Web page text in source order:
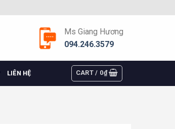
Ms Giang Hương
094.246.3579
LIÊN HỆ CART / 0₫